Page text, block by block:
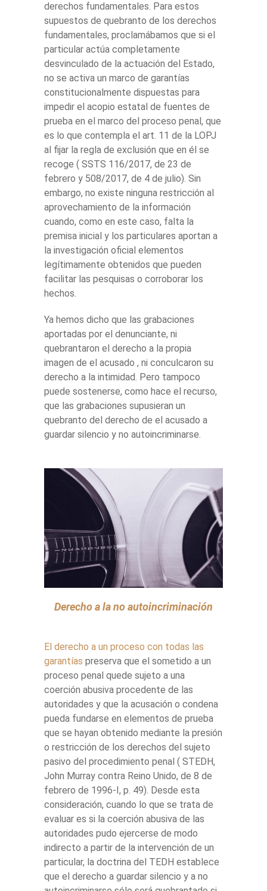
derechos fundamentales. Para estos
supuestos de quebranto de los derechos
fundamentales, proclamábamos que si el
particular actúa completamente
desvinculado de la actuación del Estado,
no se activa un marco de garantías
constitucionalmente dispuestas para
impedir el acopio estatal de fuentes de
prueba en el marco del proceso penal, que
es lo que contempla el art. 11 de la LOPJ
al fijar la regla de exclusión que en él se
recoge ( SSTS 116/2017, de 23 de
febrero y 508/2017, de 4 de julio). Sin
embargo, no existe ninguna restricción al
aprovechamiento de la información
cuando, como en este caso, falta la
premisa inicial y los particulares aportan a
la investigación oficial elementos
legítimamente obtenidos que pueden
facilitar las pesquisas o corroborar los
hechos.
Ya hemos dicho que las grabaciones
aportadas por el denunciante, ni
quebrantaron el derecho a la propia
imagen de el acusado , ni conculcaron su
derecho a la intimidad. Pero tampoco
puede sostenerse, como hace el recurso,
que las grabaciones supusieran un
quebranto del derecho de el acusado a
guardar silencio y no autoincriminarse.
Derecho a la no autoincriminación
El derecho a un proceso con todas las
garantías preserva que el sometido a un
proceso penal quede sujeto a una
coerción abusiva procedente de las
autoridades y que la acusación o condena
pueda fundarse en elementos de prueba
que se hayan obtenido mediante la presión
o restricción de los derechos del sujeto
pasivo del procedimiento penal ( STEDH,
John Murray contra Reino Unido, de 8 de
febrero de 1996-I, p. 49). Desde esta
consideración, cuando lo que se trata de
evaluar es si la coerción abusiva de las
autoridades pudo ejercerse de modo
indirecto a partir de la intervención de un
particular, la doctrina del TEDH establece
que el derecho a guardar silencio y a no